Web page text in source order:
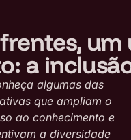
um
a
algumas das
que ampliam o
ao conhecimento e
a diversidade